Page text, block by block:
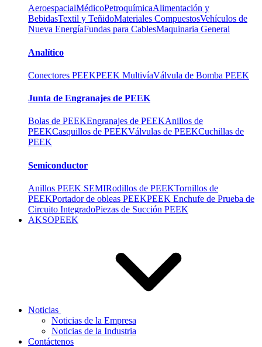
AeroespacialMédicoPetroquímicaAlimentación y
BebidasTextil y TeñidoMateriales CompuestosVehículos de
Nueva EnergíaFundas para CablesMaquinaria General
Analítico
Conectores PEEKPEEK MultivíaVálvula de Bomba PEEK
Junta de Engranajes de PEEK
Bolas de PEEKEngranajes de PEEKAnillos de
PEEKCasquillos de PEEKVálvulas de PEEKCuchillas de
PEEK
Semiconductor
Anillos PEEK SEMIRodillos de PEEKTornillos de
PEEKPortador de obleas PEEKPEEK Enchufe de Prueba de
Circuito IntegradoPiezas de Succión PEEK
AKSOPEEK
Noticias
Noticias de la Empresa
Noticias de la Industria
Contáctenos